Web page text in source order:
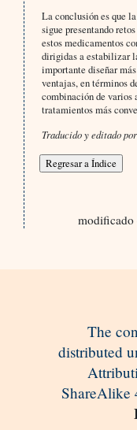
La conclusión es que
sigue presentando
estos medicamentos
dirigidas a estabilizar
importante diseñar
ventajas, en términos
combinación de varios
tratamientos más
Traducido y editado
modificado
The
distributed
ShareAlike